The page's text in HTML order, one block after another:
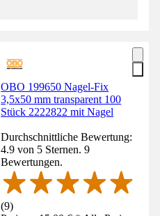
OBO 199650 Nagel-Fix
3,5x50 mm transparent 100
Stück 2222822 mit Nagel
Durchschnittliche Bewertung:
4.9 von 5 Sternen. 9
Bewertungen.
(9)